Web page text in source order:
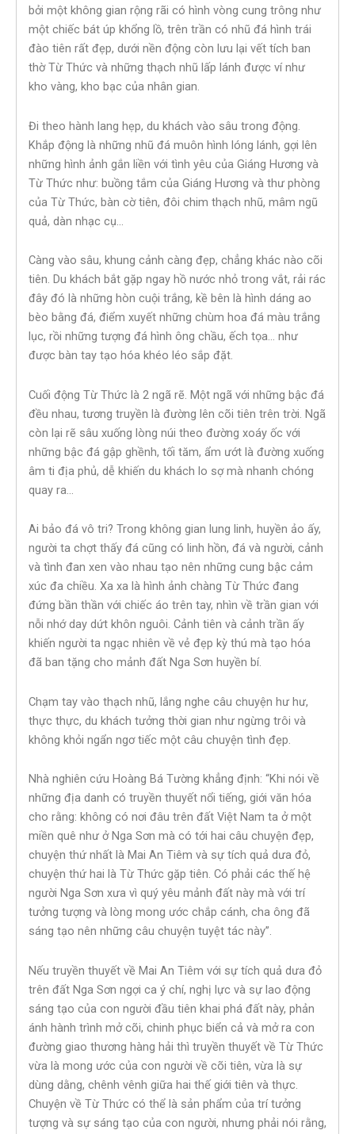
bởi một không gian rộng rãi có hình vòng cung trông như
một chiếc bát úp khổng lồ, trên trần có nhũ đá hình trái
đào tiên rất đẹp, dưới nền động còn lưu lại vết tích ban
thờ Từ Thức và những thạch nhũ lấp lánh được ví như
kho vàng, kho bạc của nhân gian.
Đi theo hành lang hẹp, du khách vào sâu trong động.
Khắp động là những nhũ đá muôn hình lóng lánh, gợi lên
những hình ảnh gắn liền với tình yêu của Giáng Hương và
Từ Thức như: buồng tắm của Giáng Hương và thư phòng
của Từ Thức, bàn cờ tiên, đôi chim thạch nhũ, mâm ngũ
quả, dàn nhạc cụ…
Càng vào sâu, khung cảnh càng đẹp, chẳng khác nào cõi
tiên. Du khách bắt gặp ngay hồ nước nhỏ trong vắt, rải rác
đây đó là những hòn cuội trắng, kề bên là hình dáng ao
bèo bằng đá, điểm xuyết những chùm hoa đá màu trắng
lục, rồi những tượng đá hình ông chầu, ếch tọa… như
được bàn tay tạo hóa khéo léo sắp đặt.
Cuối động Từ Thức là 2 ngã rẽ. Một ngã với những bậc đá
đều nhau, tương truyền là đường lên cõi tiên trên trời. Ngã
còn lại rẽ sâu xuống lòng núi theo đường xoáy ốc với
những bậc đá gập ghềnh, tối tăm, ẩm ướt là đường xuống
âm ti địa phủ, dễ khiến du khách lo sợ mà nhanh chóng
quay ra…
Ai bảo đá vô tri? Trong không gian lung linh, huyền ảo ấy,
người ta chợt thấy đá cũng có linh hồn, đá và người, cảnh
và tình đan xen vào nhau tạo nên những cung bậc cảm
xúc đa chiều. Xa xa là hình ảnh chàng Từ Thức đang
đứng bần thần với chiếc áo trên tay, nhìn về trần gian với
nỗi nhớ day dứt khôn nguôi. Cảnh tiên và cảnh trần ấy
khiến người ta ngạc nhiên về vẻ đẹp kỳ thú mà tạo hóa
đã ban tặng cho mảnh đất Nga Sơn huyền bí.
Chạm tay vào thạch nhũ, lắng nghe câu chuyện hư hư,
thực thực, du khách tưởng thời gian như ngừng trôi và
không khỏi ngẩn ngơ tiếc một câu chuyện tình đẹp.
Nhà nghiên cứu Hoàng Bá Tường khẳng định: “Khi nói về
những địa danh có truyền thuyết nổi tiếng, giới văn hóa
cho rằng: không có nơi đâu trên đất Việt Nam ta ở một
miền quê như ở Nga Sơn mà có tới hai câu chuyện đẹp,
chuyện thứ nhất là Mai An Tiêm và sự tích quả dưa đỏ,
chuyện thứ hai là Từ Thức gặp tiên. Có phải các thế hệ
người Nga Sơn xưa vì quý yêu mảnh đất này mà với trí
tưởng tượng và lòng mong ước chắp cánh, cha ông đã
sáng tạo nên những câu chuyện tuyệt tác này”.
Nếu truyền thuyết về Mai An Tiêm với sự tích quả dưa đỏ
trên đất Nga Sơn ngợi ca ý chí, nghị lực và sự lao động
sáng tạo của con người đầu tiên khai phá đất này, phản
ánh hành trình mở cõi, chinh phục biển cả và mở ra con
đường giao thương hàng hải thì truyền thuyết về Từ Thức
vừa là mong ước của con người về cõi tiên, vừa là sự
dùng dằng, chênh vênh giữa hai thế giới tiên và thực.
Chuyện về Từ Thức có thể là sản phẩm của trí tưởng
tượng và sự sáng tạo của con người, nhưng phải nói rằng,